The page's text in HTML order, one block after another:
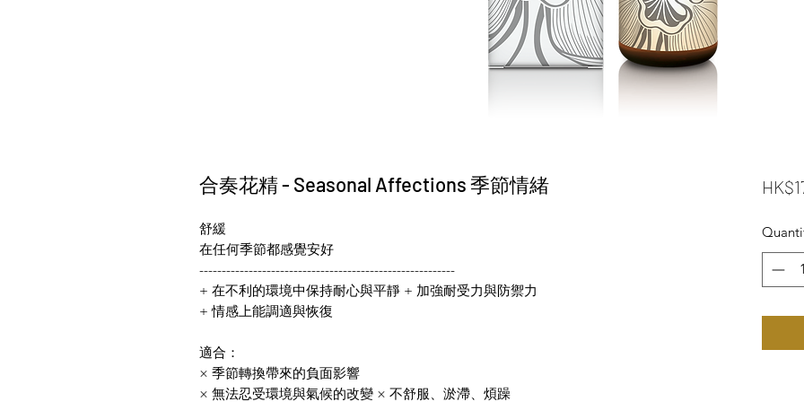
合奏花精 - Seasonal Affections 季節情緒
舒緩
在任何季節都感覺安好
---------------------------------------------------------
+ 在不利的環境中保持耐心與平靜 + 加強耐受力與防禦力
+ 情感上能調適與恢復
適合：
× 季節轉換帶來的負面影響
× 無法忍受環境與氣候的改變 × 不舒服、淤滯、煩躁